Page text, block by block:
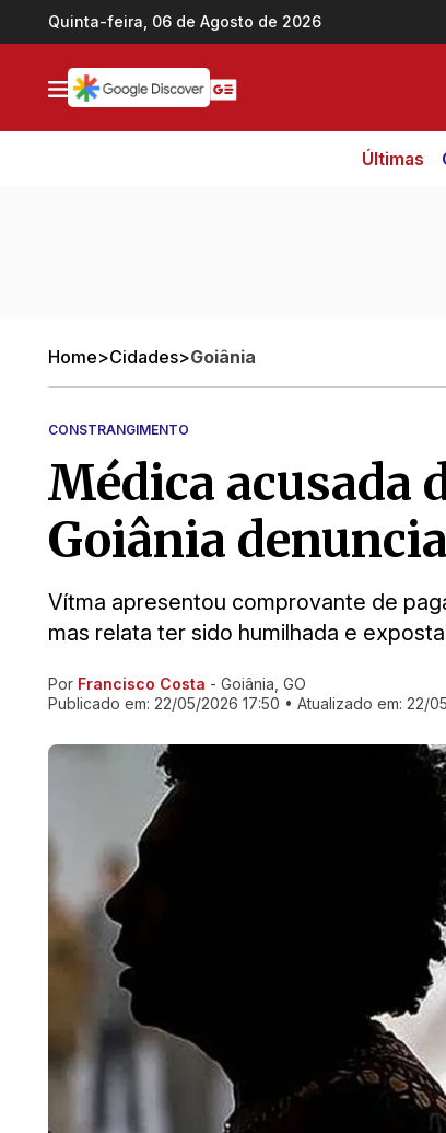
Ir direto pro conteúdo
Quinta-feira, 06 de Agosto de 2026
Últimas
Home>Cidades>Goiânia
CONSTRANGIMENTO
Médica acusada
Goiânia
Vítma apresentou comprovante de
mas relata ter sido humilhada e exposta
Ir direto pra matéria
Por Francisco Costa - Goiânia, GO
Publicado em: 22/05/2026 17:50 • Atualizado em: 22/